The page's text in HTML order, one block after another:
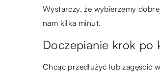
Wystarczy, że wybierzemy
nam kilka minut.
Doczepianie krok po
Chcąc przedłużyć lub zagęścić